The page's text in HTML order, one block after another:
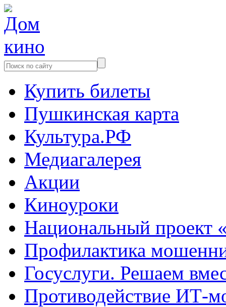
Купить билеты
Пушкинская карта
Культура.РФ
Медиагалерея
Акции
Киноуроки
Национальный проект
Профилактика
Госуслуги. Решаем
Противодействие ИТ-